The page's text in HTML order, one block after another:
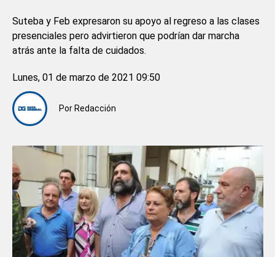
Suteba y Feb expresaron su apoyo al regreso a las clases
presenciales pero advirtieron que podrían dar marcha
atrás ante la falta de cuidados.
Por Redacción
Lunes, 01 de marzo de 2021 09:50